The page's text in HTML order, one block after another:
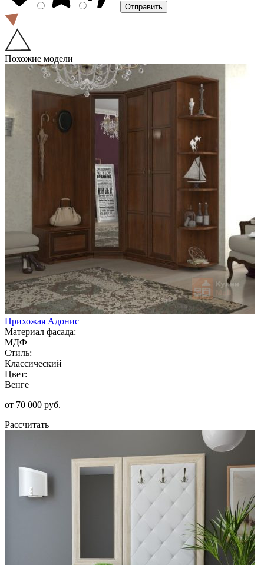
Похожие модели
Прихожая Адонис
Материал фасада:
МДФ
Стиль:
Классический
Цвет:
Венге
от 70 000 руб.
Рассчитать